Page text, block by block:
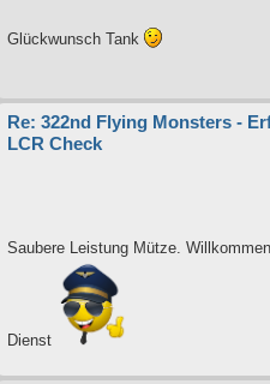
Glückwunsch Tank
Re: 322nd Flying Monsters -
LCR Check
Saubere Leistung Mütze.
Dienst